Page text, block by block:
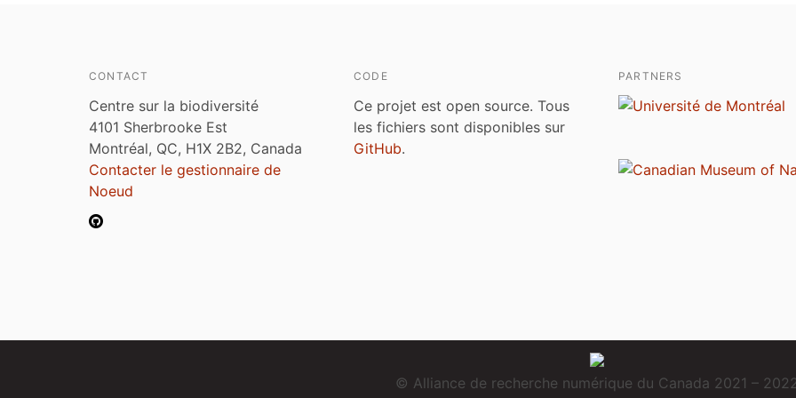
CONTACT
Centre sur la biodiversité
4101 Sherbrooke Est
Montréal, QC, H1X 2B2, Canada
Contacter le gestionnaire de
Noeud
CODE
Ce projet est open source. Tous
les fichiers sont disponibles sur
GitHub.
PARTNERS
© Alliance de recherche numérique du Canada 2021 –